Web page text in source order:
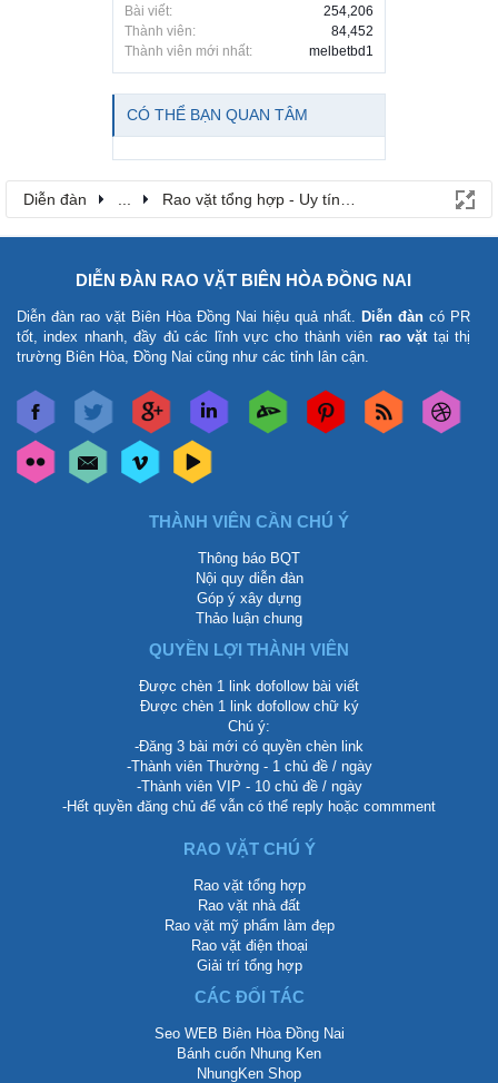
Bài viết:
254,206
Thành viên:
84,452
Thành viên mới nhất:
melbetbd1
CÓ THỂ BẠN QUAN TÂM
Diễn đàn Rao vặt tổng hợp - Uy tín - Miễn phí
DIỄN ĐÀN RAO VẶT BIÊN HÒA ĐỒNG NAI
Diễn đàn rao vặt Biên Hòa Đồng Nai hiệu quả nhất. Diễn đàn có PR
tốt, index nhanh, đầy đủ các lĩnh vực cho thành viên rao vặt tại thị
trường Biên Hòa, Đồng Nai cũng như các tỉnh lân cận.
THÀNH VIÊN CẦN CHÚ Ý
Thông báo BQT
Nội quy diễn đàn
Góp ý xây dựng
Thảo luận chung
QUYỀN LỢI THÀNH VIÊN
Được chèn 1 link dofollow bài viết
Được chèn 1 link dofollow chữ ký
Chú ý:
-Đăng 3 bài mới có quyền chèn link
-Thành viên Thường - 1 chủ đề / ngày
-Thành viên VIP - 10 chủ đề / ngày
-Hết quyền đăng chủ để vẫn có thể reply hoặc commment
RAO VẶT CHÚ Ý
Rao vặt tổng hợp
Rao vặt nhà đất
Rao vặt mỹ phẩm làm đẹp
Rao vặt điện thoại
Giải trí tổng hợp
CÁC ĐỐI TÁC
Seo WEB Biên Hòa Đồng Nai
Bánh cuốn Nhung Ken
NhungKen Shop